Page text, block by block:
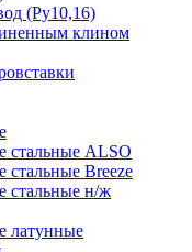
(Ру10,16)
клином
стальные ALSO
Breeze
стальные н/ж
латунные